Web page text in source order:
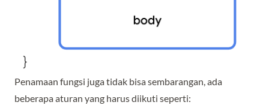
Penamaan fungsi juga tidak bisa sembarangan, ada
beberapa aturan yang harus diikuti seperti: